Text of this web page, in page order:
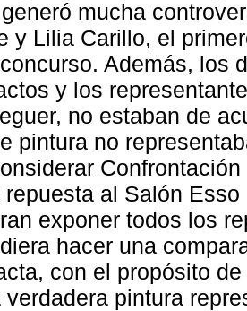
mucha
y Lilia Carillo, el
Además, los
y los
no estaban de
pintura no
repuesta al Salón
exponer todos los
hacer una
con el propósito
verdadera pintura